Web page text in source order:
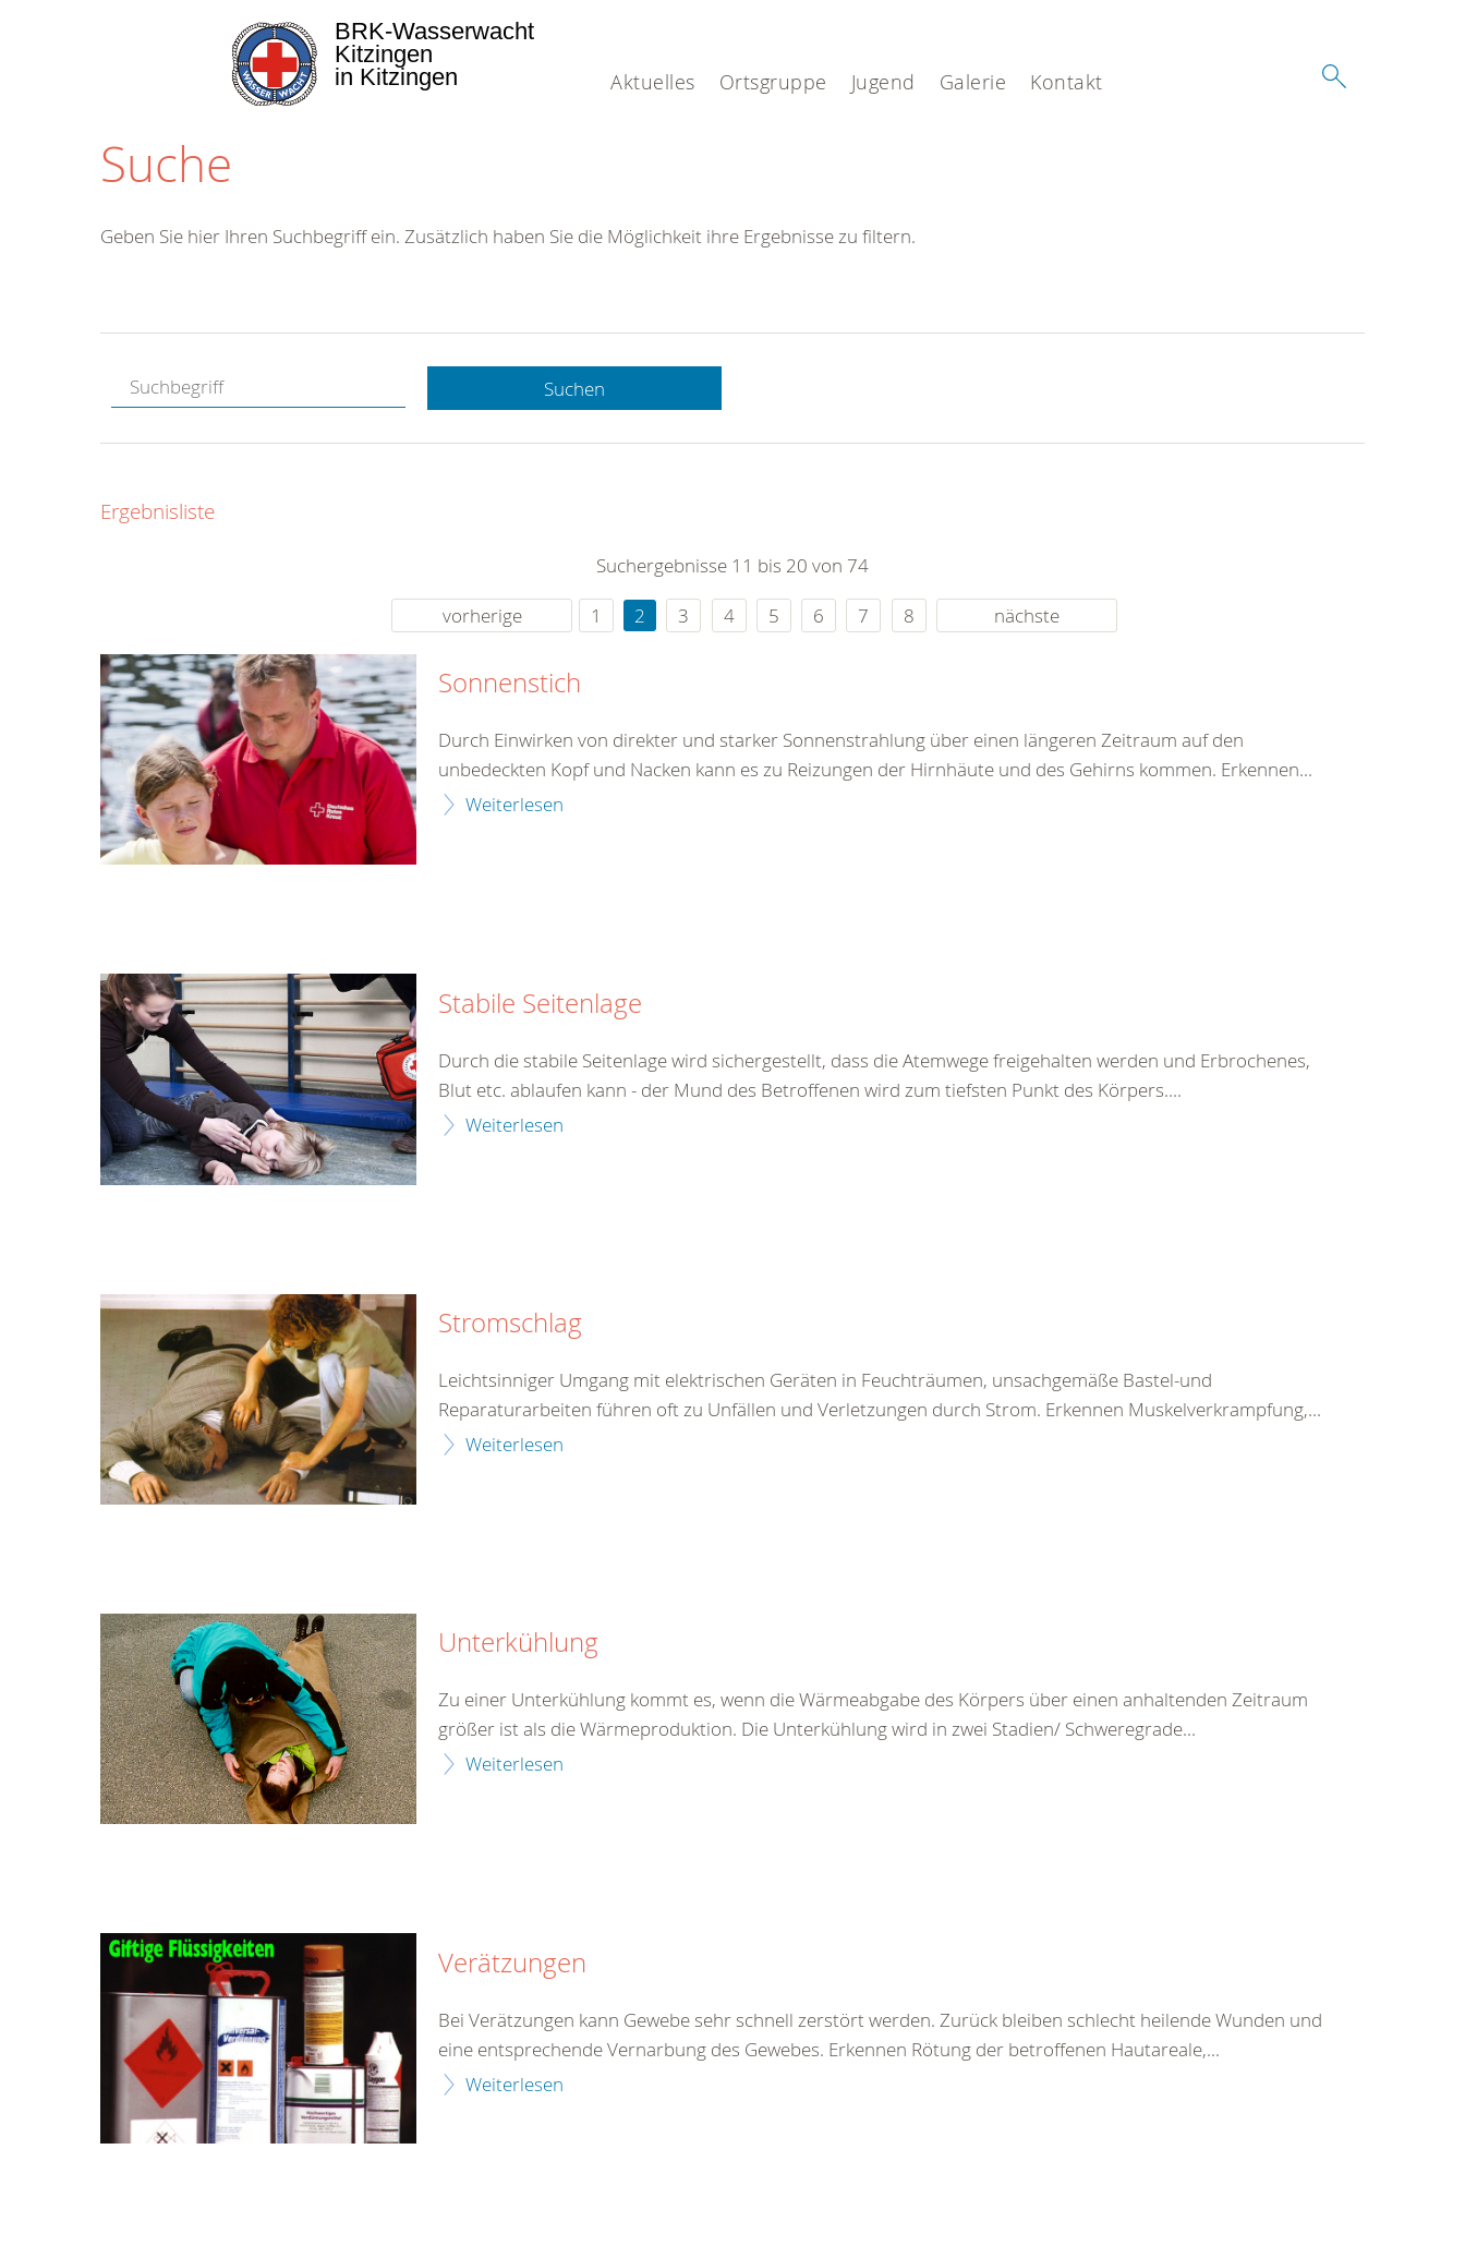
Aktuelles Ortsgruppe Jugend Galerie Kontakt
BRK-Wasserwacht
Kitzingen
in Kitzingen
Suche
Hotline.
gerne.
rund um die Uhr
Geben Sie hier Ihren Suchbegriff ein. Zusätzlich haben Sie die Möglichkeit ihre Ergebnisse zu filtern.
Suchen
Ergebnisliste
Suchergebnisse 11 bis 20 von 74
vorherige
1 2 3 4 5 6 7 8 nächste
Sonnenstich
Durch Einwirken von direkter und starker Sonnenstrahlung über einen längeren Zeitraum auf den
unbedeckten Kopf und Nacken kann es zu Reizungen der Hirnhäute und des Gehirns kommen. Erkennen...
Weiterlesen
Stabile Seitenlage
Durch die stabile Seitenlage wird sichergestellt, dass die Atemwege freigehalten werden und Erbrochenes,
Blut etc. ablaufen kann - der Mund des Betroffenen wird zum tiefsten Punkt des Körpers....
Weiterlesen
Stromschlag
Leichtsinniger Umgang mit elektrischen Geräten in Feuchträumen, unsachgemäße Bastel-und
Reparaturarbeiten führen oft zu Unfällen und Verletzungen durch Strom. Erkennen Muskelverkrampfung,...
Weiterlesen
Unterkühlung
Zu einer Unterkühlung kommt es, wenn die Wärmeabgabe des Körpers über einen anhaltenden Zeitraum
größer ist als die Wärmeproduktion. Die Unterkühlung wird in zwei Stadien/ Schweregrade...
Weiterlesen
Verätzungen
Bei Verätzungen kann Gewebe sehr schnell zerstört werden. Zurück bleiben schlecht heilende Wunden und
eine entsprechende Vernarbung des Gewebes. Erkennen Rötung der betroffenen Hautareale,...
Weiterlesen